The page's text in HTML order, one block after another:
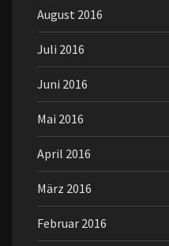
August 2016
Juli 2016
Juni 2016
Mai 2016
April 2016
März 2016
Februar 2016